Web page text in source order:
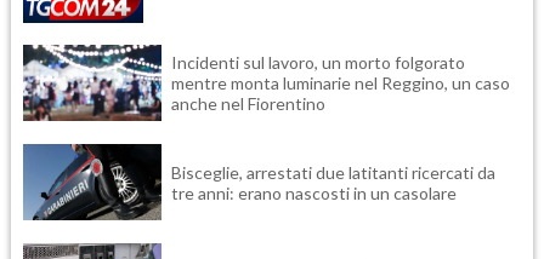
Incidenti sul lavoro, un morto folgorato
mentre monta luminarie nel Reggino, un caso
anche nel Fiorentino
Bisceglie, arrestati due latitanti ricercati da
tre anni: erano nascosti in un casolare